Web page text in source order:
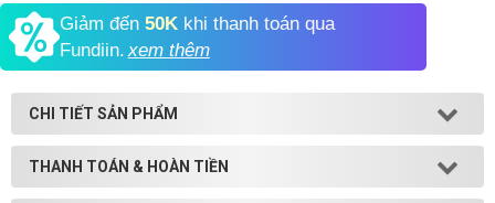
Shop All Brand A-
Z
Giảm đến 50K khi thanh toán qua
Fundiin. xem thêm
CHI TIẾT SẢN PHẨM
THANH TOÁN & HOÀN TIỀN